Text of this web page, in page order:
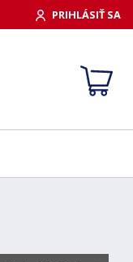
PRIHLÁSIŤ SA